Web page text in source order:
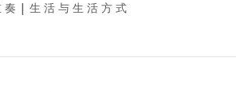
奏 | 生 活 与 生 活 方 式